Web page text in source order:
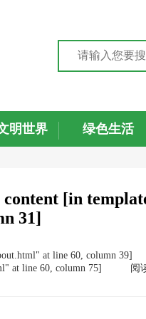
明世界 绿色生活
[in
31]
at line 60, column 39]
at line 60, column 75]
阅